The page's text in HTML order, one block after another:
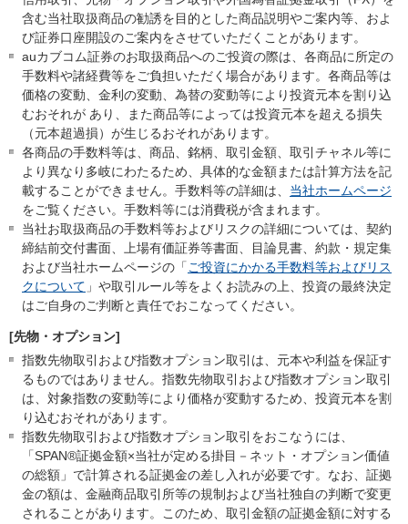
含む当社取扱商品の勧誘を目的とした商品説明やご案内等、およ
び証券口座開設のご案内をさせていただくことがあります。
auカブコム証券のお取扱商品へのご投資の際は、各商品に所定の
手数料や諸経費等をご負担いただく場合があります。各商品等は
価格の変動、金利の変動、為替の変動等により投資元本を割り込
むおそれが あり、また商品等によっては投資元本を超える損失
（元本超過損）が生じるおそれがあります。
各商品の手数料等は、商品、銘柄、取引金額、取引チャネル等に
より異なり多岐にわたるため、具体的な金額または計算方法を記
載することができません。手数料等の詳細は、 当社ホームページ
をご覧ください。手数料等には消費税が含まれます。
当社お取扱商品の手数料等およびリスクの詳細については、契約
締結前交付書面、上場有価証券等書面、目論見書、約款・規定集
および当社ホームページの「 ご投資にかかる手数料等およびリス
クについて 」や取引ルール等をよくお読みの上、投資の最終決定
はご自身のご判断と責任でおこなってください。
[先物・オプション]
指数先物取引および指数オプション取引は、元本や利益を保証す
るものではありません。指数先物取引および指数オプション取引
は、対象指数の変動等により価格が変動するため、投資元本を割
り込むおそれがあります。
指数先物取引および指数オプション取引をおこなうには、
「SPAN®証拠金額×当社が定める掛目－ネット・オプション価値
の総額」で計算される証拠金の差し入れが必要です。なお、証拠
金の額は、金融商品取引所等の規制および当社独自の判断で変更
されることがあります。このため、取引金額の証拠金額に対する